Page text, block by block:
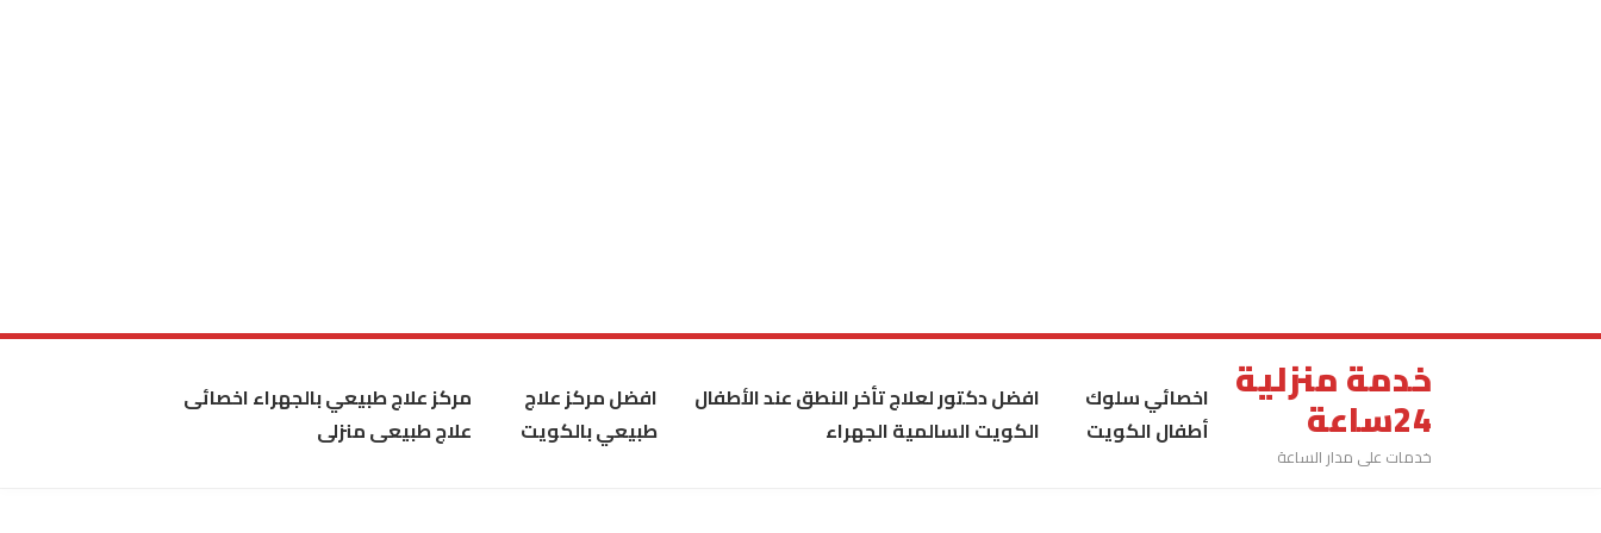
خدمة منزلية
24ساعة
خدمات على مدار الساعة
اخصائي سلوك
أطفال الكويت
افضل دكتور لعلاج تأخر النطق عند الأطفال
الكويت السالمية الجهراء
افضل مركز علاج
طبيعي بالكويت
مركز علاج طبيعي بالجهراء اخصائى
علاج طبيعى منزلى